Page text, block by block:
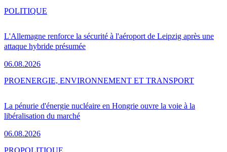
L'Allemagne renforce la sécurité à l'aéroport de Leipzig après une
attaque hybride présumée
06.08.2026
POLITIQUE
La pénurie d'énergie nucléaire en Hongrie ouvre la voie à la
libéralisation du marché
06.08.2026
PROENERGIE, ENVIRONNEMENT ET TRANSPORT
PROPOLITIQUE